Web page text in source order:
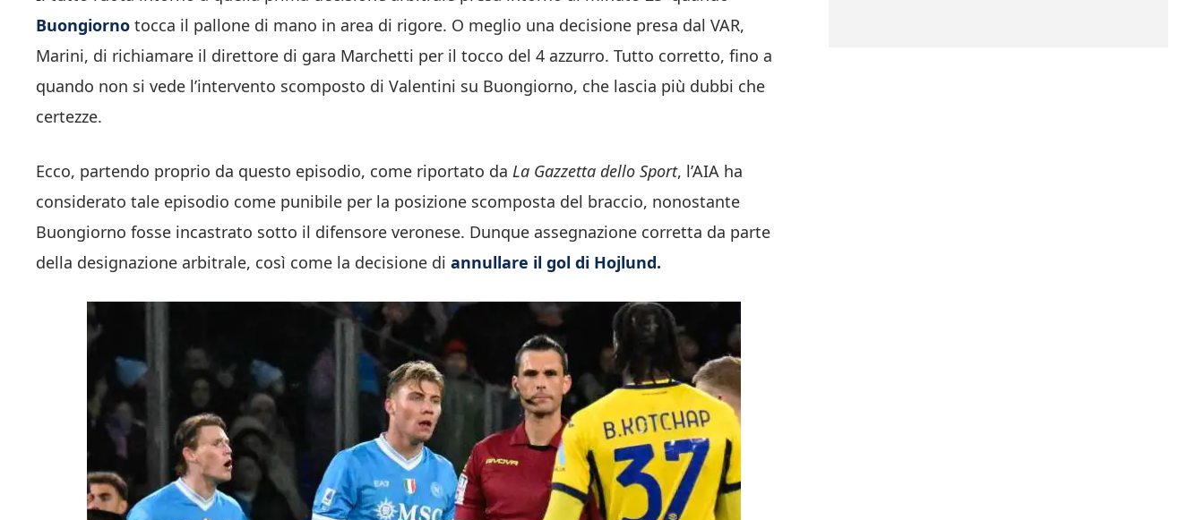
Buongiorno tocca il pallone di mano in area di rigore. O meglio una decisione presa dal VAR,
Marini, di richiamare il direttore di gara Marchetti per il tocco del 4 azzurro. Tutto corretto, fino a
quando non si vede l’intervento scomposto di Valentini su Buongiorno, che lascia più dubbi che
certezze.
Ecco, partendo proprio da questo episodio, come riportato da La Gazzetta dello Sport, l’AIA ha
considerato tale episodio come punibile per la posizione scomposta del braccio, nonostante
Buongiorno fosse incastrato sotto il difensore veronese. Dunque assegnazione corretta da parte
della designazione arbitrale, così come la decisione di annullare il gol di Hojlund.